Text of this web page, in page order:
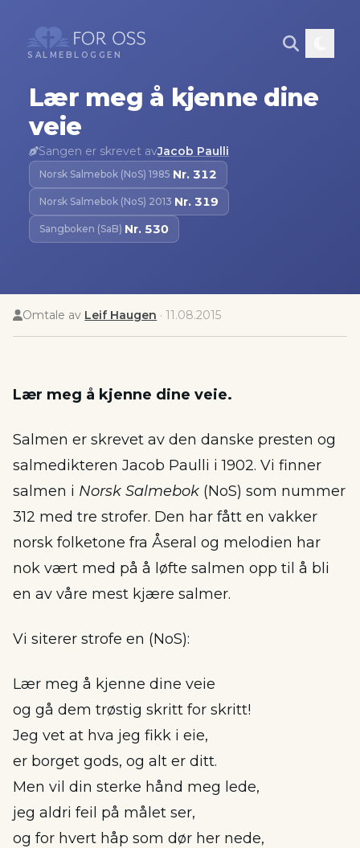
SALMEBLOGGEN
Lær meg å kjenne dine
veie
Sangen er skrevet avJacob Paulli
Norsk Salmebok (NoS) 1985·Nr. 312
Norsk Salmebok (NoS) 2013·Nr. 319
Sangboken (SaB)·Nr. 530
Omtale av Leif Haugen ·11.08.2015
Lær meg å kjenne dine veie.
Salmen er skrevet av den danske presten og
salmedikteren Jacob Paulli i 1902. Vi finner
salmen i Norsk Salmebok (NoS) som nummer
312 med tre strofer. Den har fått en vakker
norsk folketone fra Åseral og melodien har
nok vært med på å løfte salmen opp til å bli
en av våre mest kjære salmer.
Vi siterer strofe en (NoS):
Lær meg å kjenne dine veie
og gå dem trøstig skritt for skritt!
Jeg vet at hva jeg fikk i eie,
er borget gods, og alt er ditt.
Men vil din sterke hånd meg lede,
jeg aldri feil på målet ser,
og for hvert håp som dør her nede,